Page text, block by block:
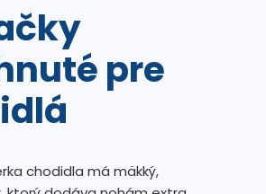
pre
chodidla má mäkký,